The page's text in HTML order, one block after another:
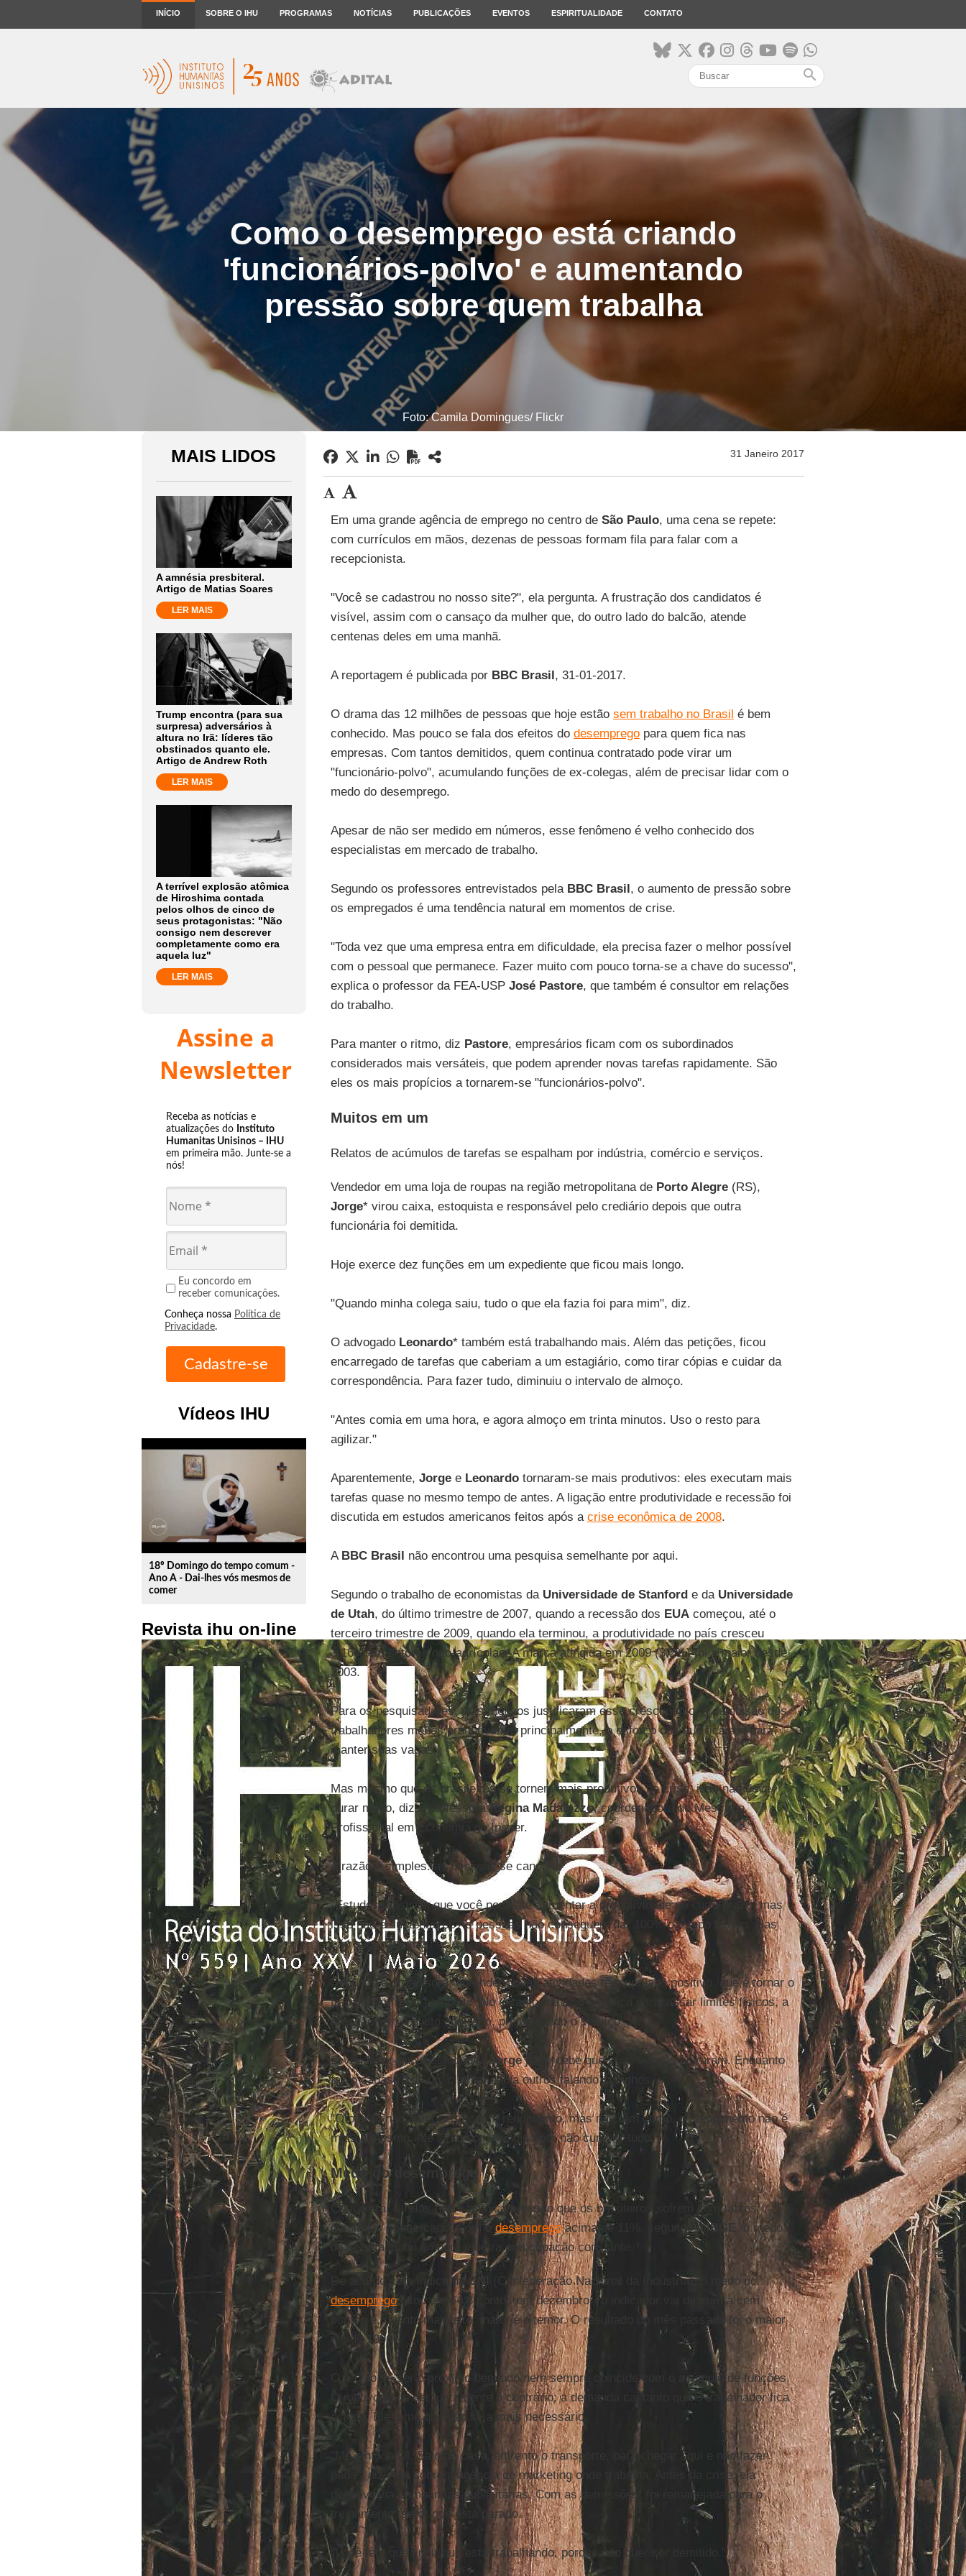
INÍCIO SOBRE O IHU PROGRAMAS NOTÍCIAS PUBLICAÇÕES EVENTOS ESPIRITUALIDADE CONTATO
search
Como o desemprego está criando
'funcionários-polvo' e aumentando
pressão sobre quem trabalha
Foto: Camila Domingues/ Flickr
MAIS LIDOS
A amnésia presbiteral.
Artigo de Matias Soares
LER MAIS
Trump encontra (para sua
surpresa) adversários à
altura no Irã: líderes tão
obstinados quanto ele.
Artigo de Andrew Roth
LER MAIS
A terrível explosão atômica
de Hiroshima contada
pelos olhos de cinco de
seus protagonistas: "Não
consigo nem descrever
completamente como era
aquela luz"
LER MAIS
Assine a
Newsletter
Receba as notícias e
atualizações do Instituto
Humanitas Unisinos – IHU
em primeira mão. Junte-se a
nós!
Eu concordo em
receber comunicações.
Conheça nossa Política de
Privacidade.
Vídeos IHU
play_circle_outline
18º Domingo do tempo comum -
Ano A - Dai-lhes vós mesmos de
comer
Revista ihu on-line
31 Janeiro 2017
Em uma grande agência de emprego no centro de São Paulo, uma cena se repete:
com currículos em mãos, dezenas de pessoas formam fila para falar com a
recepcionista.
"Você se cadastrou no nosso site?", ela pergunta. A frustração dos candidatos é
visível, assim com o cansaço da mulher que, do outro lado do balcão, atende
centenas deles em uma manhã.
A reportagem é publicada por BBC Brasil, 31-01-2017.
O drama das 12 milhões de pessoas que hoje estão sem trabalho no Brasil é bem
conhecido. Mas pouco se fala dos efeitos do desempregopara quem fica nas
empresas. Com tantos demitidos, quem continua contratado pode virar um
"funcionário-polvo", acumulando funções de ex-colegas, além de precisar lidar com o
medo do desemprego.
Apesar de não ser medido em números, esse fenômeno é velho conhecido dos
especialistas em mercado de trabalho.
Segundo os professores entrevistados pela BBC Brasil, o aumento de pressão sobre
os empregados é uma tendência natural em momentos de crise.
"Toda vez que uma empresa entra em dificuldade, ela precisa fazer o melhor possível
com o pessoal que permanece. Fazer muito com pouco torna-se a chave do sucesso",
explica o professor da FEA-USP José Pastore, que também é consultor em relações
do trabalho.
Para manter o ritmo, diz Pastore, empresários ficam com os subordinados
considerados mais versáteis, que podem aprender novas tarefas rapidamente. São
eles os mais propícios a tornarem-se "funcionários-polvo".
Muitos em um
Relatos de acúmulos de tarefas se espalham por indústria, comércio e serviços.
Vendedor em uma loja de roupas na região metropolitana de Porto Alegre(RS),
Jorge* virou caixa, estoquista e responsável pelo crediário depois que outra
funcionária foi demitida.
Hoje exerce dez funções em um expediente que ficou mais longo.
"Quando minha colega saiu, tudo o que ela fazia foi para mim", diz.
O advogado Leonardo* também está trabalhando mais. Além das petições, ficou
encarregado de tarefas que caberiam a um estagiário, como tirar cópias e cuidar da
correspondência. Para fazer tudo, diminuiu o intervalo de almoço.
"Antes comia em uma hora, e agora almoço em trinta minutos. Uso o resto para
agilizar."
Aparentemente, Jorgee Leonardotornaram-se mais produtivos: eles executam mais
tarefas quase no mesmo tempo de antes. A ligação entre produtividade e recessão foi
discutida em estudos americanos feitos após a crise econômica de 2008.
A BBC Brasil não encontrou uma pesquisa semelhante por aqui.
Segundo o trabalho de economistas da Universidade de Stanforde da Universidade
de Utah, do último trimestre de 2007, quando a recessão dos EUAcomeçou, até o
terceiro trimestre de 2009, quando ela terminou, a produtividade no país cresceu
3,16% em setores não-agrícolas. A marca atingida em 2009 (3,2%) foi a maior desde
2003.
Para os pesquisadores, dois motivos justificaram esse crescimento: a demissão dos
trabalhadores menos produtivos e, principalmente, o esforço dos que ficaram para
manter suas vagas.
Mas mesmo que os brasileiros se tornem mais produtivos na crise, isso não deve
durar muito, diz a professoraRegina Madalozzo, coordenadora do Mestrado
Profissional em Economia do Insper.
A razão é simples: as pessoas se cansam.
"Estudos mostram que você pode até aumentar a produtividade no curto prazo, mas
isso não é sustentável. As pessoas não conseguem dar 100% o tempo inteiro, elas
não são máquinas."
Segundo a professora, aprender novas atividades têm um lado positivo, que é tornar o
trabalhador mais completo. No entanto, se isso significa ultrapassar limites físicos, a
pressão tem o efeito contrário, prejudicando o serviço.
O vendedor-caixa-estoquistaJorgejá percebe que suas vendas pioraram. Enquanto
faz o cadastro de um cliente, deixa outros falando sozinhos.
"O patrão não acha certo cair o rendimento, mas não tem como, o atendimento não é
mais o mesmo. Me sinto constrangido por não cumprir tudo."
Medo do desemprego
Concentrar tarefas não é a única pressão que os brasileiros sofrem com tantos
demitidos no mercado. Com o desempregoacima de 11%, segundo oIBGE, o medo
de ser mandado embora é outra preocupação constante.
De acordo com índice daCNI
(Confederação Nacional da Indústria), o medo do
desempregoficou em 64,8 pontos em dezembro - o indicador vai de zero a cem
pontos e, quanto mais alto, maior é o temor. O resultado do mês passado foi o maior
desde 1996.
O receio de ser o próximo demitido nem sempre coincide com o acúmulo de funções.
O motivo pode ser justamente o contrário: a demanda cai tanto que o trabalhador fica
ocioso. Ele teme que não seja mais necessário.
"Me sinto inútil. Saio de casa, enfrento o transporte, para chegar aqui e não fazer
nada", dizAna
sobre a agência de marketing onde trabalha. Antes da crise, ela
desenvolvia campanhas publicitárias. Com as demissões, foi remanejada para o
treinamento, setor que está parado.
"Você tem que fingir que está trabalhando, porque não quer ser demitido."